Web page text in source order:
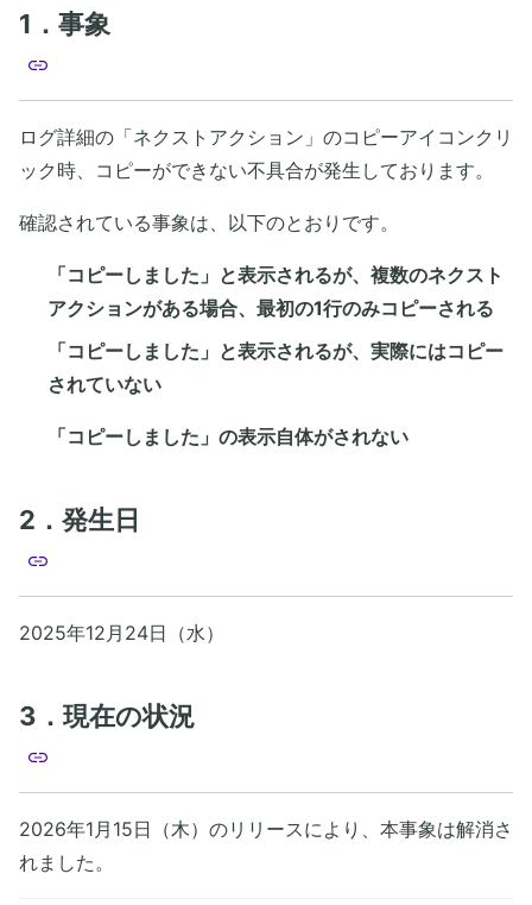
1．事象
ログ詳細の「ネクストアクション」のコピーアイコンクリ
ック時、コピーができない不具合が発生しております。
確認されている事象は、以下のとおりです。
「コピーしました」と表示されるが、複数のネクスト
アクションがある場合、最初の1行のみコピーされる
「コピーしました」と表示されるが、実際にはコピー
されていない
「コピーしました」の表示自体がされない
2．発生日
2025年12月24日（水）
3．現在の状況
2026年1月15日（木）のリリースにより、本事象は解消さ
れました。